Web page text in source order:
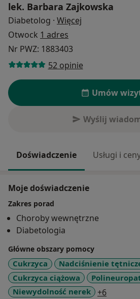
lek. Barbara Zajkowska
Diabetolog · Więcej
Otwock 1 adres
Nr PWZ: 1883403
52 opinie
Umów
Wyślij
Doświadczenie Usługi i
Moje doświadczenie
Zakres porad
Choroby wewnętrzne
Diabetologia
Główne obszary pomocy
Cukrzyca
Nadciśnienie
Cukrzyca ciążowa
Niewydolność nerek
+6